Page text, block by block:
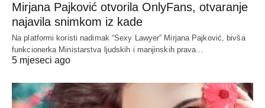
Mirjana Pajković otvorila OnlyFans, otvaranje
najavila snimkom iz kade
Na platformi koristi nadimak “Sexy Lawyer” Mirjana Pajković, bivša
funkcionerka Ministarstva ljudskih i manjinskih prava…
5 mjeseci ago